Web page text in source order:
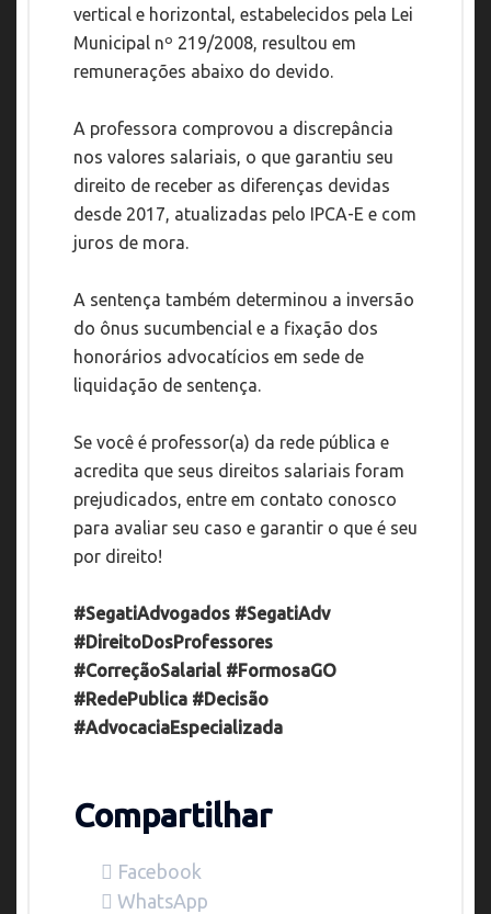
vertical e horizontal, estabelecidos pela Lei
Municipal nº 219/2008, resultou em
remunerações abaixo do devido.
A professora comprovou a discrepância
nos valores salariais, o que garantiu seu
direito de receber as diferenças devidas
desde 2017, atualizadas pelo IPCA-E e com
juros de mora.
A sentença também determinou a inversão
do ônus sucumbencial e a fixação dos
honorários advocatícios em sede de
liquidação de sentença.
Se você é professor(a) da rede pública e
acredita que seus direitos salariais foram
prejudicados, entre em contato conosco
para avaliar seu caso e garantir o que é seu
por direito!
#SegatiAdvogados #SegatiAdv
#DireitoDosProfessores
#CorreçãoSalarial #FormosaGO
#RedePublica #Decisão
#AdvocaciaEspecializada
Compartilhar
Facebook
WhatsApp